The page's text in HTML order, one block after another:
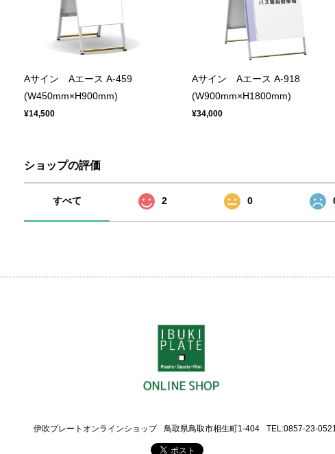
Aサイン Aエース A-459
(W450mm×H900mm)
¥14,500
Aサイン Aエース A-918
(W900mm×H1800mm)
¥34,000
ショップの評価
すべて 2 0
伊吹プレートオンラインショップ 鳥取県鳥取市相生町1-404 TEL:0857-23-